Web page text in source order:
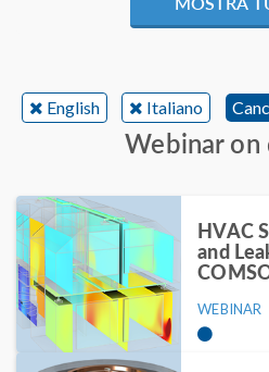
English Italiano
Webinar on
HVAC
and
WEBINAR